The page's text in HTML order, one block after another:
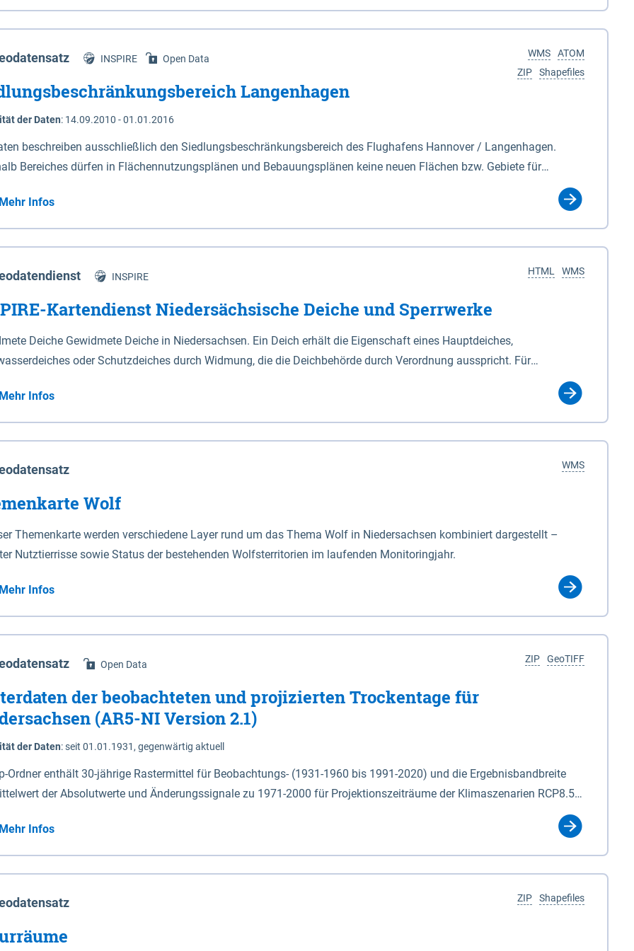
Niedersachsen (vgl. Abb. 4-1) entlang der Elbe zwischen Schnackenburg im Osten und Hohnstorf (Elbe) im Westen
472,5 bei Schnackenburg bis 569 bei Lauenburg). Das Biosphärenreservat umfasst Teile der Landkreise
Dannenberg und Lüneburg.
ATOM
WMS
Shapefiles
ZIP
INSPIRE Open Data
Langenhagen
der Daten: 14.09.2010 - 01.01.2016
beschreiben ausschließlich den Siedlungsbeschränkungsbereich des Flughafens Hannover / Langenhagen.
Bereiches dürfen in Flächennutzungsplänen und Bebauungsplänen keine neuen Flächen bzw. Gebiete für
Mehr Infos
WMS
HTML
INSPIRE
Kartendienst Niedersächsische Deiche und Sperrwerke
Deiche Gewidmete Deiche in Niedersachsen. Ein Deich erhält die Eigenschaft eines Hauptdeiches,
oder Schutzdeiches durch Widmung, die die Deichbehörde durch Verordnung ausspricht. Für
Deiche gelten die Bestimmungen des Niedersächsischen Deichgesetzes (NDG). Die Widmung "2.Deichlinie" ist
Sperrwerke Sperrwerke sind Bauwerke mit Sperrvorrichtungen in Tidegewässern, die dem
eines Gebietes vor erhöhten Tiden, vor allem vor Sturmfluten, zu dienen bestimmt sind (§2 Abs.3 NDG). Ein Bauwerk
Art erhält die Eigenschaft eines Sperrwerkes durch Widmung, die die Deichbehörde durch Verordnung
Mehr Infos
WMS
Wolf
Themenkarte werden verschiedene Layer rund um das Thema Wolf in Niedersachsen kombiniert dargestellt –
Nutztierrisse sowie Status der bestehenden Wolfsterritorien im laufenden Monitoringjahr.
Mehr Infos
GeoTIFF
ZIP
Open Data
der beobachteten und projizierten Trockentage für
(AR5-NI Version 2.1)
der Daten:seit 01.01.1931, gegenwärtig aktuell
Ordner enthält 30-jährige Rastermittel für Beobachtungs- (1931-1960 bis 1991-2020) und die Ergebnisbandbreite
der Absolutwerte und Änderungssignale zu 1971-2000 für Projektionszeiträume der Klimaszenarien RCP8.5
(Jun. - Aug.) - au: Herbst (Sep. - Nov.) - wi: Winter (Dez. - Feb.) - hyr:
Jahr (Nov. - Okt.) - hsu: Hydrologisches Sommerhalbjahr (Mai - Okt.) - hwi: Hydrologisches Winterhalbjahr
- vd: Vegetationsruhe (Okt. - Mär.) Neben den Rasterdaten ist eine
zu den Dateinamen und für eine Darstellung im GIS eine Klassifizierung der Rasterdaten mit Klassenname und
code gegeben.
Mehr Infos
Shapefiles
ZIP